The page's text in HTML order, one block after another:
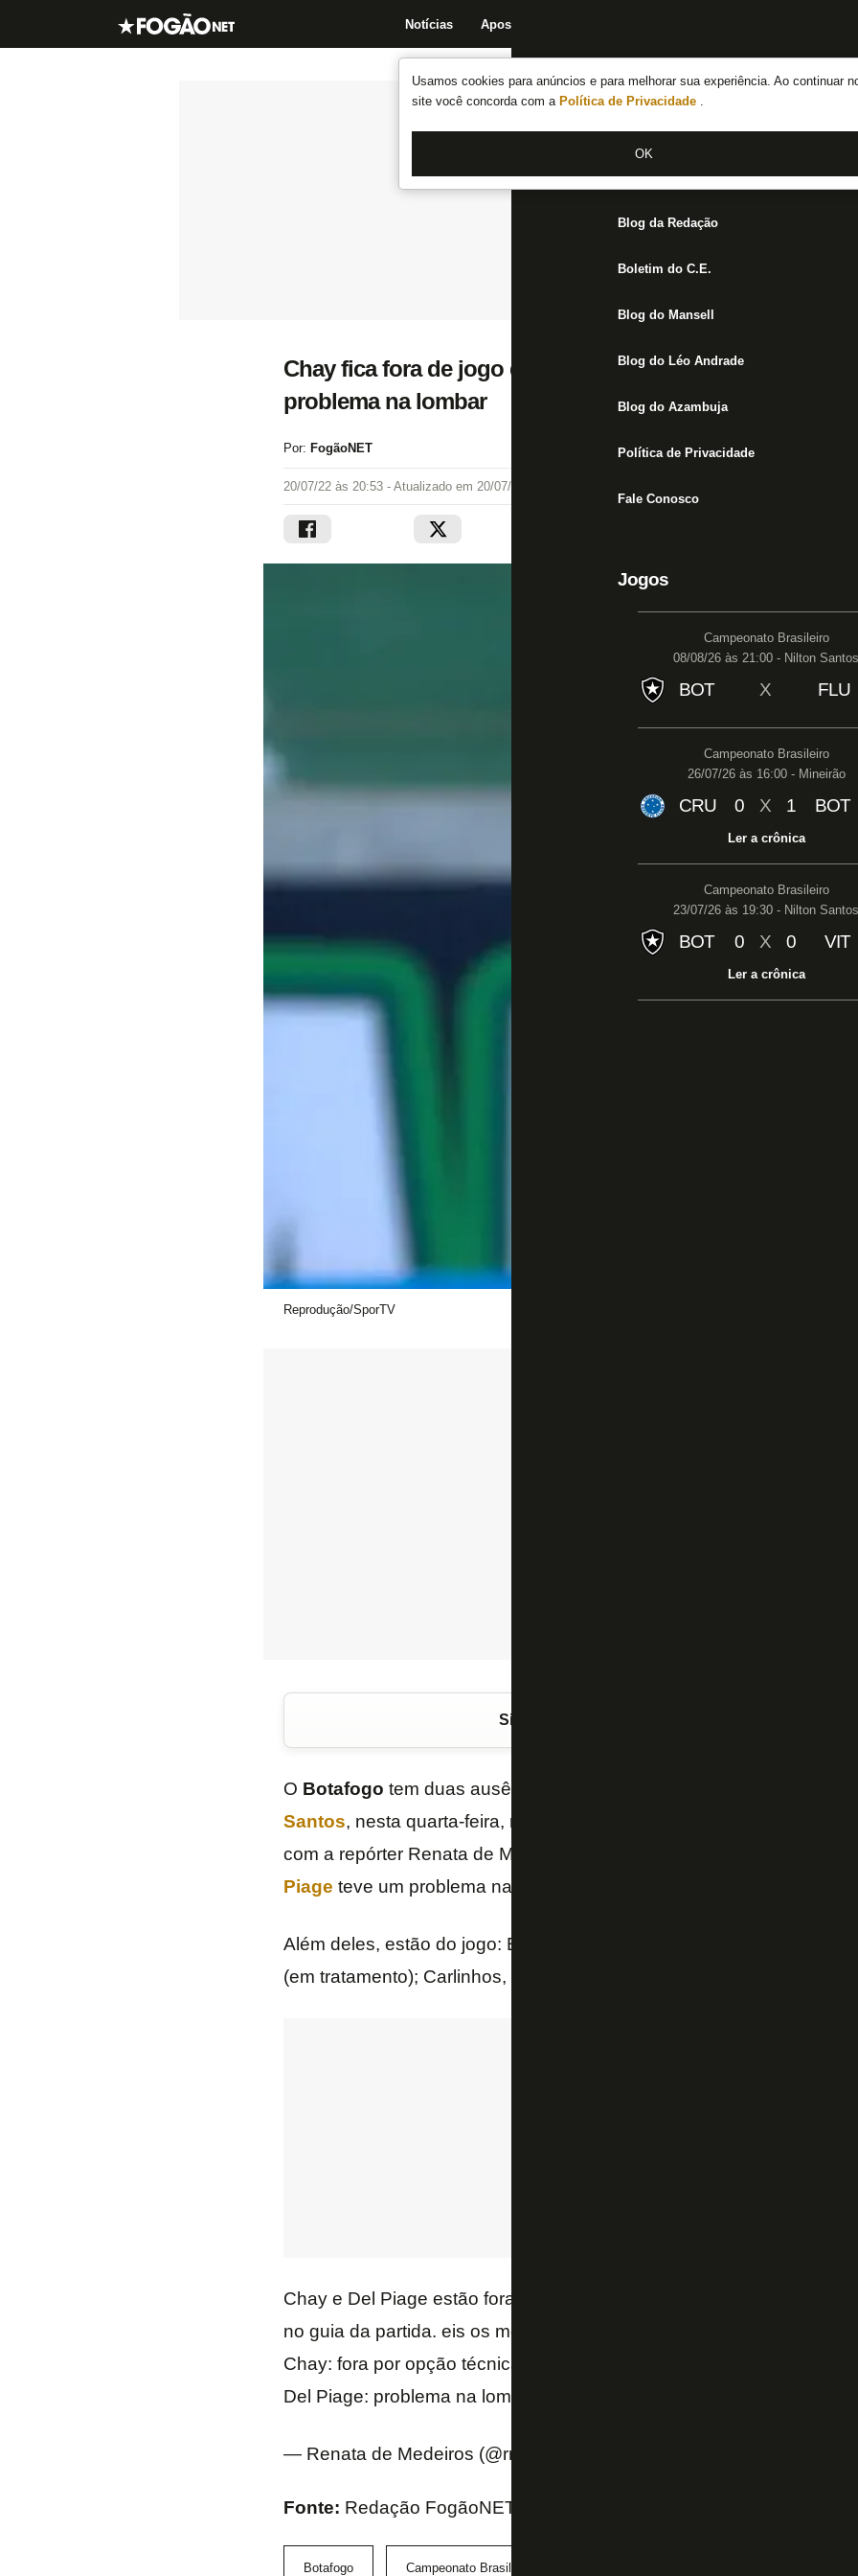
Usamos cookies para anúncios e para melhorar sua experiência. Ao continuar
site você concorda com a Política de Privacidade .
OK
Notícias Apostas
Notícias do Botafogo
Fórum
Jogos
Blog da Redação
Boletim do C.E.
Blog do Mansell
Blog do Léo Andrade
Blog do Azambuja
Política de Privacidade
Fale Conosco
Jogos
Campeonato Brasileiro
08/08/26 às 21:00 - Nilton Santos
BOT X FLU
Campeonato Brasileiro
26/07/26 às 16:00 - Mineirão
CRU 0 X 1 BOT
Ler a crônica
Campeonato Brasileiro
23/07/26 às 19:30 - Nilton Santos
BOT 0 X 0 VIT
Ler a crônica
Chay fica fora de jogo do Botafogo por opção técnica;
problema na lombar
Por: FogãoNET
20/07/22 às 20:53 - Atualizado em 20/07/22 às 20:57
Reprodução/SporTV
Siga o FogãoNET
O Botafogo tem duas ausências que não haviam sido explicadas no
Santos, nesta quarta-feira, na Vila Belmiro, pelo
com a repórter Renata de Medeiros, do “GE”,
Piage teve um problema na lombar.
Além deles, estão do jogo: Breno, Kayque, Diego Gonçalves, Joel
(em tratamento); Carlinhos, Rafael e Victor Sá (em transição).
Chay e Del Piage estão fora dos relacionados, e suas ausências
no guia da partida. eis os motivos:
Chay: fora por opção técnica de Luís Castro
Del Piage: problema na lombar
— Renata de Medeiros (@rmedeirosrenata)
Fonte: Redação FogãoNET e Twitter da Renata de Medeiros (GE)
Botafogo Campeonato Brasileiro